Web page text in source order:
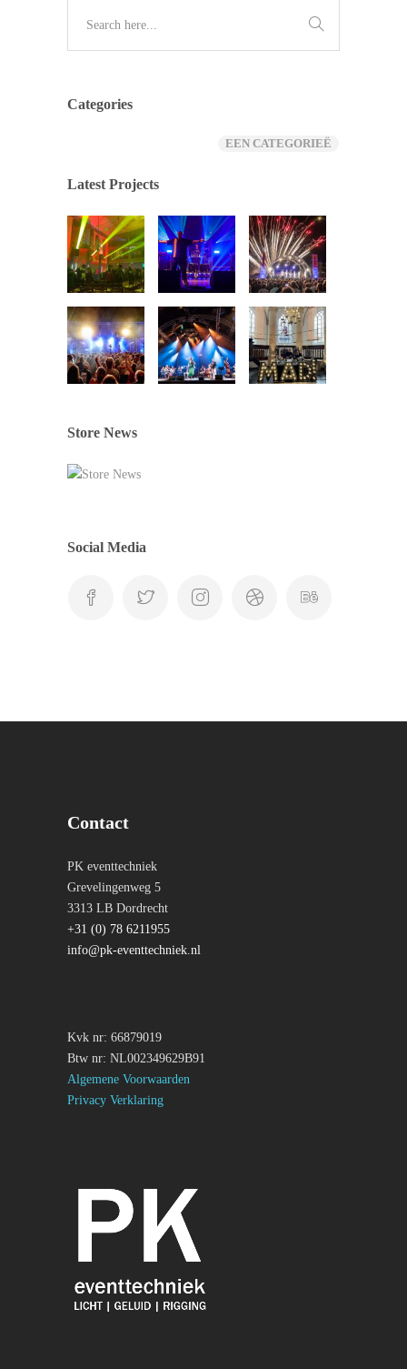
Categories
EEN CATEGORIEË
Latest Projects
Store News
Social Media
Contact
PK eventtechniek
Grevelingenweg 5
3313 LB Dordrecht
+31 (0) 78 6211955
info@pk-eventtechniek.nl
Kvk nr: 66879019
Btw nr: NL002349629B91
Algemene Voorwaarden
Privacy Verklaring